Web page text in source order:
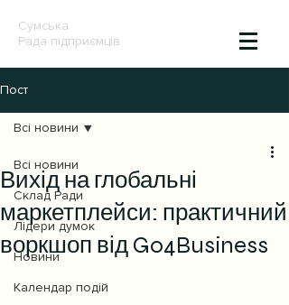
Сумська
Рада підприємців
Пост
Всі новини
Склад Ради
Лідери думок
Новини
Календар подій
Всі новини
Вихід на глобальні
маркетплейси: практичний
воркшоп від Go4Business